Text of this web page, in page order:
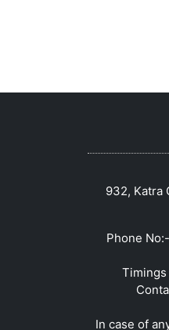
932, Katra
Phone
Timings
In case of